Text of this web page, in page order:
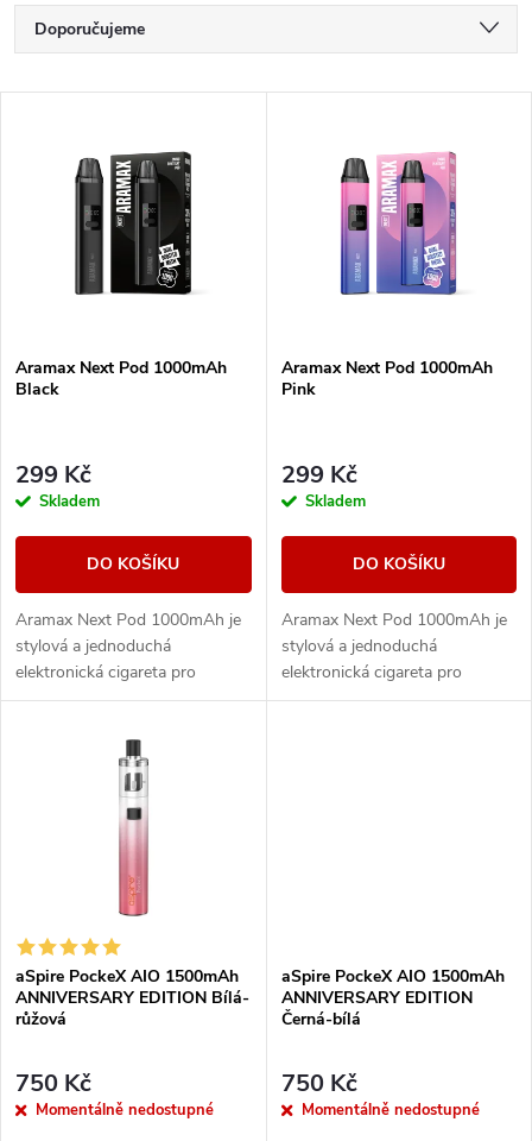
Ř
a
p
r
o
u
k
Doporučujeme
Nejprodávanější
Abecedně
s
p
r
o
d
u
k
Aramax Next Pod 1000mAh
Black
299 Kč
Skladem
DO KOŠÍKU
Aramax Next Pod 1000mAh je
stylová a jednoduchá
elektronická cigareta pro
každodenní vapování bez
baterie, pohodlné...
Aramax Next Pod 1000mAh
Pink
299 Kč
Skladem
DO KOŠÍKU
Aramax Next Pod 1000mAh je
stylová a jednoduchá
elektronická cigareta pro
každodenní vapování bez
aSpire PockeX AIO 1500mAh
ANNIVERSARY EDITION Bílá-
růžová
750 Kč
Momentálně nedostupné
aSpire PockeX AIO 1500mAh
ANNIVERSARY EDITION
Černá-bílá
750 Kč
Momentálně nedostupné